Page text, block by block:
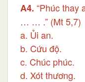
A4. “Phúc
… … .” (Mt 5,7)
a. Ủi an.
b. Cứu độ.
c. Chúc phúc.
d. Xót thương.